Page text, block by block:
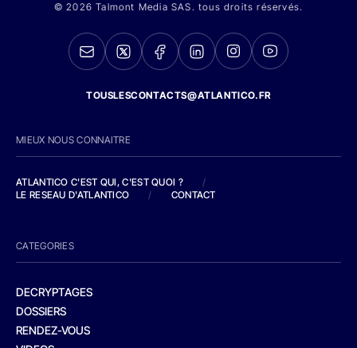
© 2026 Talmont Media SAS. tous droits réservés.
TOUSLESCONTACTS@ATLANTICO.FR
MIEUX NOUS CONNAITRE
ATLANTICO C'EST QUI, C'EST QUOI ?
/
LE RESEAU D'ATLANTICO
/ CONTACT
CATEGORIES
DECRYPTAGES
DOSSIERS
RENDEZ-VOUS